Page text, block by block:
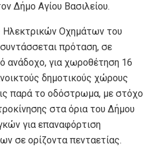
Δήμο Αγίου Βασιλείου.
Ηλεκτρικών Οχημάτων του
πρόταση, σε
ανάδοχο, για χωροθέτηση 16
δημοτικούς χώρους
παρά το οδόστρωμα, με στόχο
στα όρια του Δήμου
για επαναφόρτιση
σε ορίζοντα πενταετίας.